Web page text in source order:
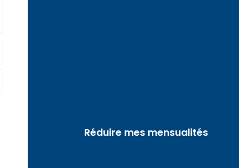
Réduire mes mensualités